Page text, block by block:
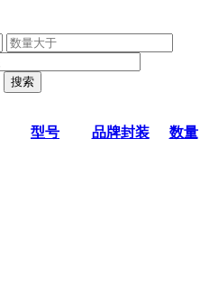
搜索
型号 品牌封装 数量